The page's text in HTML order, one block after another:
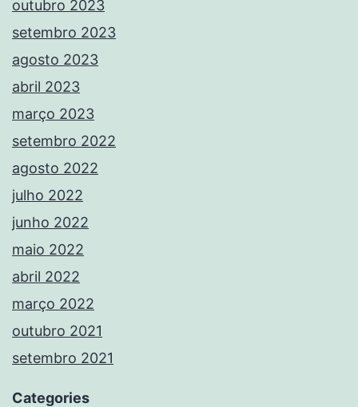
outubro 2023
setembro 2023
agosto 2023
abril 2023
março 2023
setembro 2022
agosto 2022
julho 2022
junho 2022
maio 2022
abril 2022
março 2022
outubro 2021
setembro 2021
Categories